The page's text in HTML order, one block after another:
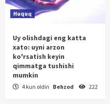
Huquq
Uy olishdagi eng katta
xato: uyni arzon
ko'rsatish keyin
qimmatga tushishi
mumkin
4 kun oldin Behzod 222